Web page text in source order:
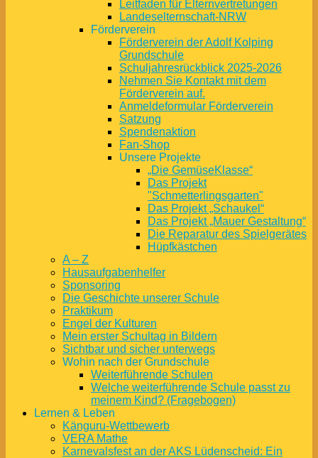
Leitfaden für Elternvertretungen
Landeselternschaft-NRW
Förderverein
Förderverein der Adolf Kolping
Grundschule
Schuljahresrückblick 2025-2026
Nehmen Sie Kontakt mit dem
Förderverein auf.
Anmeldeformular Förderverein
Satzung
Spendenaktion
Fan-Shop
Unsere Projekte
„Die GemüseKlasse“
Das Projekt
"Schmetterlingsgarten"
Das Projekt „Schaukel“
Das Projekt „Mauer Gestaltung“
Die Reparatur des Spielgerätes
Hüpfkästchen
A – Z
Hausaufgabenhelfer
Sponsoring
Die Geschichte unserer Schule
Praktikum
Engel der Kulturen
Mein erster Schultag in Bildern
Sichtbar und sicher unterwegs
Wohin nach der Grundschule
Weiterführende Schulen
Welche weiterführende Schule passt zu
meinem Kind? (Fragebogen)
Lernen & Leben
Känguru-Wettbewerb
VERA Mathe
Karnevalsfest an der AKS Lüdenscheid: Ein